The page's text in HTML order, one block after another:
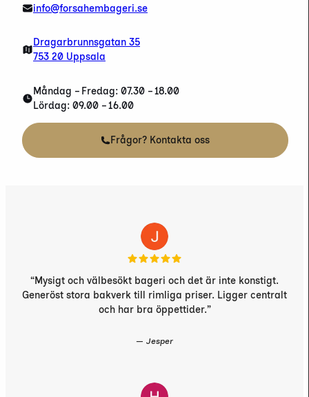
info@forsahembageri.se
Dragarbrunnsgatan 35
753 20 Uppsala
Måndag – Fredag: 07.30 – 18.00
Lördag: 09.00 – 16.00
Frågor? Kontakta oss
“Mysigt och välbesökt bageri och det är inte konstigt.
Generöst stora bakverk till rimliga priser. Ligger centralt
och har bra öppettider.”
— Jesper